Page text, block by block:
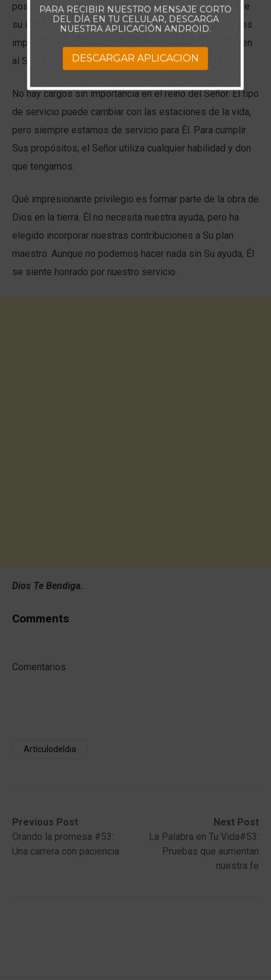
postrado en cama que ora regularmente por la familia de
su iglesia. Aunque ninguna de las dos responsabilidades
implica poder o reconocimiento mundanos, ambas sirven
al Señor, y a Él le complace esa fidelidad.
No hay cargos sin importancia en el reino del Señor. El tipo
de servicio puede cambiar con las estaciones de la vida,
pero siempre estamos de servicio para Él. Para cumplir
Sus propósitos, el Señor utiliza cualquier habilidad y don
que tengamos.
Qué impresionante privilegio es formar parte de la obra de
Dios en la tierra. Él no necesita nuestra ayuda, pero ha
elegido incorporar nuestras contribuciones a Su plan
maestro. Aunque no podemos hacer nada sin Su ayuda, Él
se siente honrado por nuestro servicio.
Dios Te Bendiga.
Comments
Comentarios
Articulodeldia
Post
navigation
Previous Post
Previous
post:Orando la promesa #53:
Una carrera con paciencia
Next Post
Next
post:
La Palabra en Tu Vida#53:
Pruebas que aumentan
nuestra fe
PARA RECIBIR NUESTRO MENSAJE CORTO
DEL DÍA EN TU CELULAR, DESCARGA
NUESTRA APLICACIÓN ANDROID.
DESCARGAR APLICACION